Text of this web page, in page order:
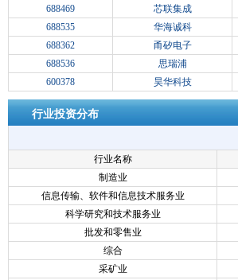
688469 芯联集成
688535
华海诚科
688362
甬矽电子
688536
思瑞浦
600378
昊华科技
行业投资分布
行业名称
制造业
信息传输、软件和信息技术服务业
科学研究和技术服务业
批发和零售业
综合
采矿业